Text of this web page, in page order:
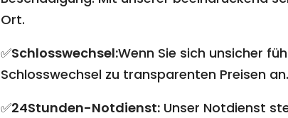
Ort.
✅Schlosswechsel:Wenn Sie sich unsicher
Schlosswechsel zu transparenten Preisen
✅24Stunden-Notdienst: Unser Notdienst